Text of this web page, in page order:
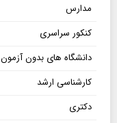
مدارس
کنکور سراسری
دانشگاه های بدون آزمون
کارشناسی ارشد
دکتری